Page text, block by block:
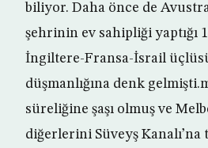
biliyor. Daha önce de
şehrinin ev sahipliği yaptığı
İngiltere-Fransa-İsrail
düşmanlığına denk
süreliğine şaşı olmuş ve
diğerlerini Süveyş